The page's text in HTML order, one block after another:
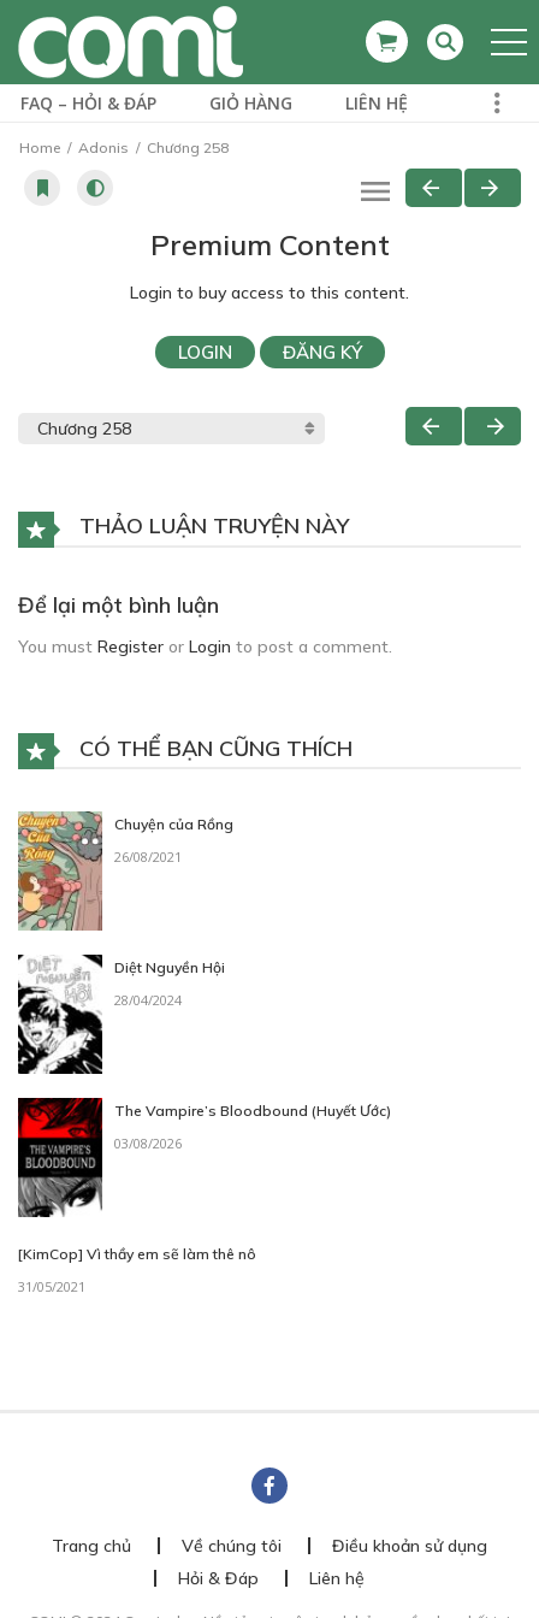
FAQ – HỎI & ĐÁP GIỎ HÀNG LIÊN HỆ
Home Adonis Chương 258
Premium Content
Login to buy access to this content.
LOGIN ĐĂNG KÝ
THẢO LUẬN TRUYỆN NÀY
Để lại một bình luận
You must Register or Login to post a comment.
CÓ THỂ BẠN CŨNG THÍCH
Chuyện của Rồng
26/08/2021
Diệt Nguyền Hội
28/04/2024
The Vampire’s Bloodbound (Huyết Ước)
03/08/2026
[KimCop] Vì thầy em sẽ làm thê nô
31/05/2021
Trang chủ Về chúng tôi
Điều khoản sử dụng
Hỏi & Đáp
Liên hệ